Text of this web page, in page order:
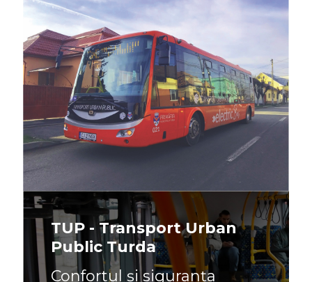
TUP - Transport Urban
Public Turda
Confortul și siguranța